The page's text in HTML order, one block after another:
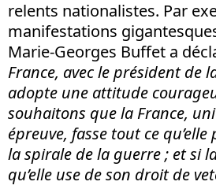
relents nationalistes. Par
manifestations
Marie-Georges Buffet a
France, avec le président de
adopte une attitude
souhaitons que la France,
épreuve, fasse tout ce
la spirale de la guerre ; et si
qu’elle use de son droit de